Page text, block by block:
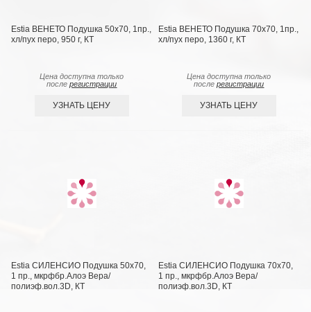
Estia ВЕНЕТО Подушка 50х70, 1пр.,
хл/пух перо, 950 г, КТ
Цена доступна только
послерегистрации
УЗНАТЬ ЦЕНУ
Estia ВЕНЕТО Подушка 70х70, 1пр.,
хл/пух перо, 1360 г, КТ
Цена доступна только
послерегистрации
УЗНАТЬ ЦЕНУ
Estia СИЛЕНСИО Подушка 50х70,
1 пр., мкрфбр.Алоэ Вера/
полиэф.вол.3D, КТ
Estia СИЛЕНСИО Подушка 70х70,
1 пр., мкрфбр.Алоэ Вера/
полиэф.вол.3D, КТ